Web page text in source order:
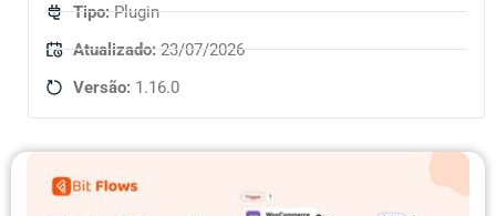
Tipo:Plugin
Atualizado:23/07/2026
Versão: 1.16.0